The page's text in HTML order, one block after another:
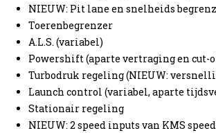
NIEUW: Pit lane en snelheids
Toerenbegrenzer
A.L.S. (variabel)
Powershift (aparte vertraging en
Turbodruk regeling (NIEUW:
Launch control (variabel, aparte
Stationair regeling
NIEUW: 2 speed inputs van KMS